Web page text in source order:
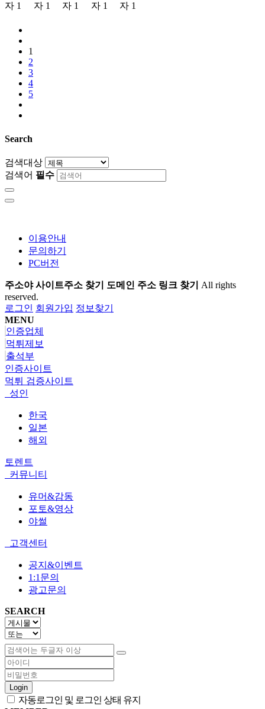
자 1
자 1
자 1
자 1
자 1
1
2
3
4
5
Search
검색대상
검색어 필수
이용안내
문의하기
PC버전
주소야 사이트주소 찾기 도메인 주소 링크 찾기 All rights
reserved.
로그인 회원가입 정보찾기
MENU
인증업체
먹튀제보
출석부
인증사이트
먹튀 검증사이트
성인
한국
일본
해외
토렌트
커뮤니티
유머&감동
포토&영상
야썰
고객센터
공지&이벤트
1:1문의
광고문의
SEARCH
Login
자동로그인 및 로그인 상태 유지